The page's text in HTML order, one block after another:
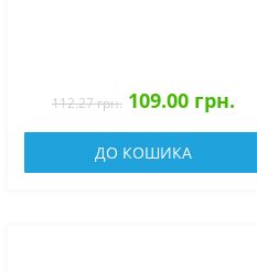
112.27 грн. 109.00 грн.
ДО КОШИКА